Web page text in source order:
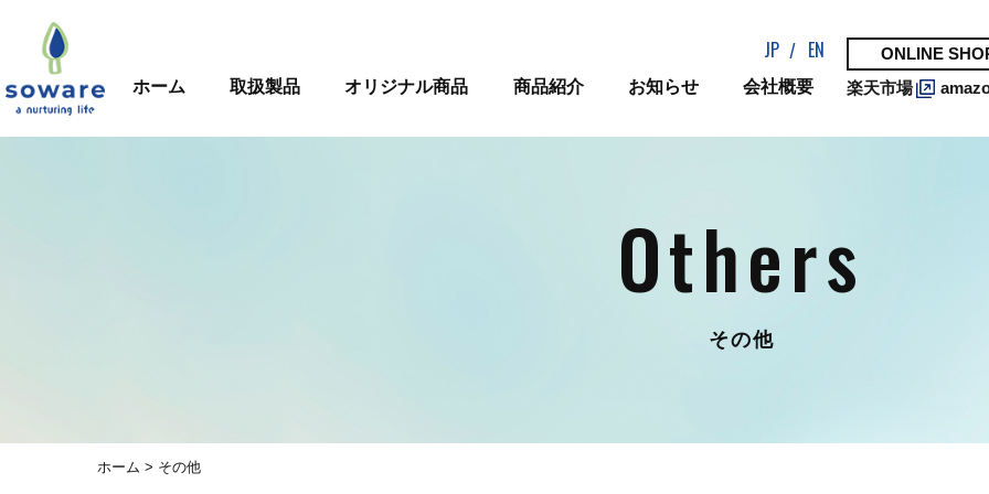
JP EN
ホーム 取扱製品 オリジナル商品 商品紹介 お知らせ 会社概要
ONLINE
楽天市場
others
その他
ホーム > その他